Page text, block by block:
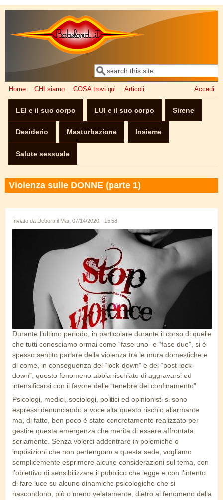
Salta al contenuto principale
Form di ricerca
Cerca
Home CHI siamo COSA trovi qui Articoli Accedi
LEI e il suo corpo LUI e il suo corpo Sirene
Desiderio Masturbazione Insieme
Salute sessuale
Violenza sulle DONNE (parte 1)
Inviato da Debora il Mar, 07/14/2020 - 15:58
violenza-donne-1200x600.jpg
Durante l’ultimo periodo, in particolare durante il corso di quelle
che tutti conosciamo ormai come “fase uno” e “fase due”, si è
spesso sentito parlare della violenza tra le mura domestiche e
di come, in conseguenza del “lock-down” e del “post-lock-
down”, questo fenomeno abbia rischiato di aggravarsi ed
intensificarsi con il favore delle “tenebre del confinamento”.
Psicologi, medici, sociologi, politici ed opinionisti si sono
espressi denunciando a voce alta questo rischio allarmante
ma, di fatto, ben poco è stato concretamente realizzato per
gestire questa emergenza che merita di essere affrontata
seriamente. Senza volerci addentrare in polemiche o
inquisizioni che non pertengono a questa sede, vogliamo
semplicemente esprimere alcune considerazioni sul tema, con
l’obiettivo di sensibilizzare il pubblico che legge e con l’intento
di fare luce su alcune dinamiche psicologiche che si
nascondono, più o meno velatamente, dietro al fenomeno della